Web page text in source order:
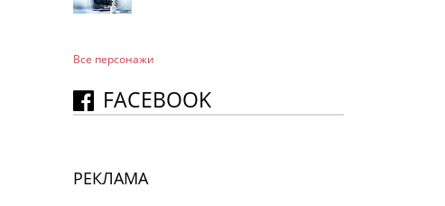
Все персонажи
FACEBOOK
РЕКЛАМА